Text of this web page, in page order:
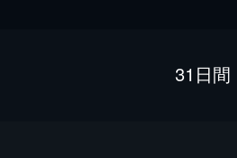
31日間